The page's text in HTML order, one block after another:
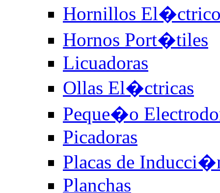
Hornillos
Hornos Port�tiles
Licuadoras
Ollas El�ctricas
Peque�o
Picadoras
Placas de
Planchas